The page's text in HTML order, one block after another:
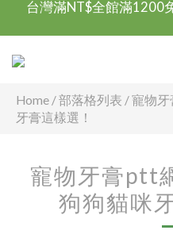
台灣滿NT$全館滿1200
會員優
台灣滿NT$全館滿
Home /部落格列表 /寵物
牙膏這樣選！
寵物牙膏ptt
狗狗貓咪